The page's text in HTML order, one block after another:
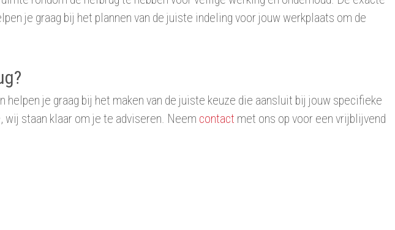
je graag bij het plannen van de juiste indeling voor jouw werkplaats om de
je graag bij het maken van de juiste keuze die aansluit bij jouw specifieke
staan klaar om je te adviseren. Neem contact met ons op voor een vrijblijvend